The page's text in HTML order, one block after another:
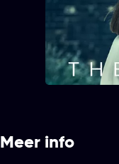
Meer info